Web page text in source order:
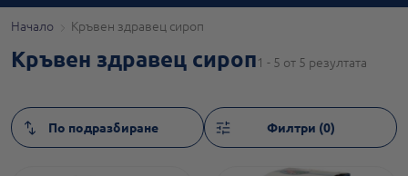
Начало Кръвен здравец сироп
Кръвен здравец сироп1 - 5 от 5 резултата
Филтри (0)